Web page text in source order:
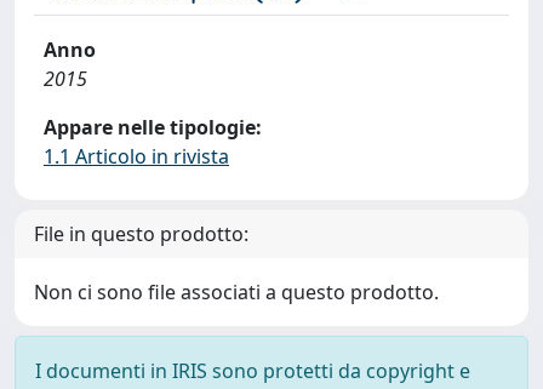
Anno
2015
Appare nelle tipologie:
1.1 Articolo in rivista
File in questo prodotto:
Non ci sono file associati a questo prodotto.
I documenti in IRIS sono protetti da copyright e